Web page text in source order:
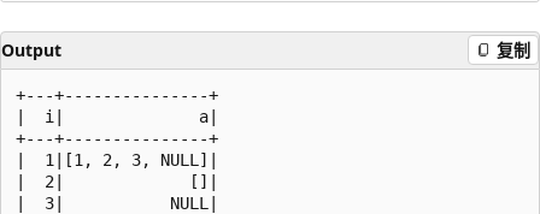
Output 复制
+---+---------------+
|  i|              a|
+---+---------------+
|  1|[1, 2, 3, NULL]|
|  2|             []|
|  3|           NULL|